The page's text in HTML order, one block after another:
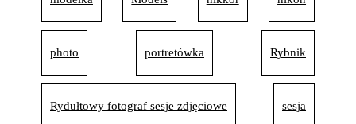
photo portretówka Rybnik
Rydułtowy fotograf sesje zdjęciowe sesja